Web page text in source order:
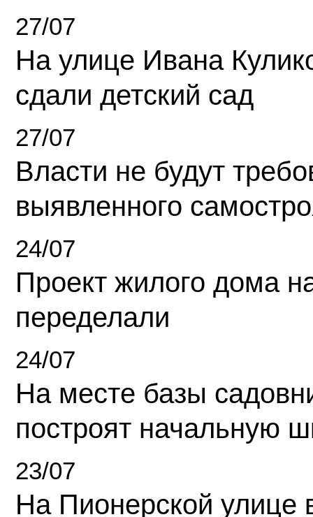
27/07
На улице Ивана
сдали детский сад
27/07
Власти не будут
выявленного
24/07
Проект жилого дома
переделали
24/07
На месте базы
построят начальную
23/07
На Пионерской улице